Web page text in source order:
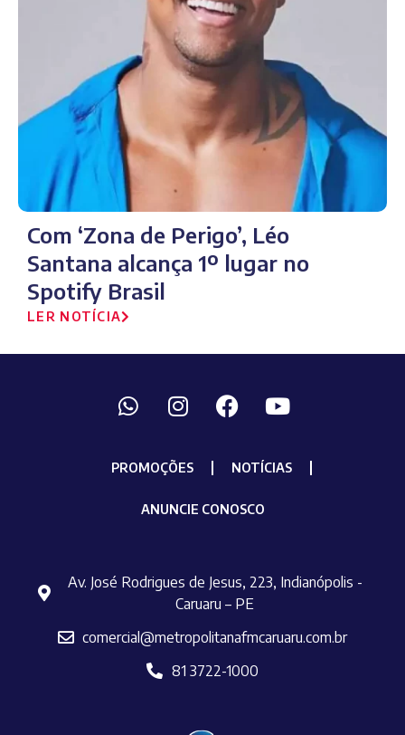
Com ‘Zona de Perigo’, Léo
Santana alcança 1º lugar no
Spotify Brasil
LER NOTÍCIA
PROMOÇÕES NOTÍCIAS
ANUNCIE CONOSCO
Av. José Rodrigues de Jesus, 223, Indianópolis -
Caruaru – PE
comercial@metropolitanafmcaruaru.com.br
81 3722-1000